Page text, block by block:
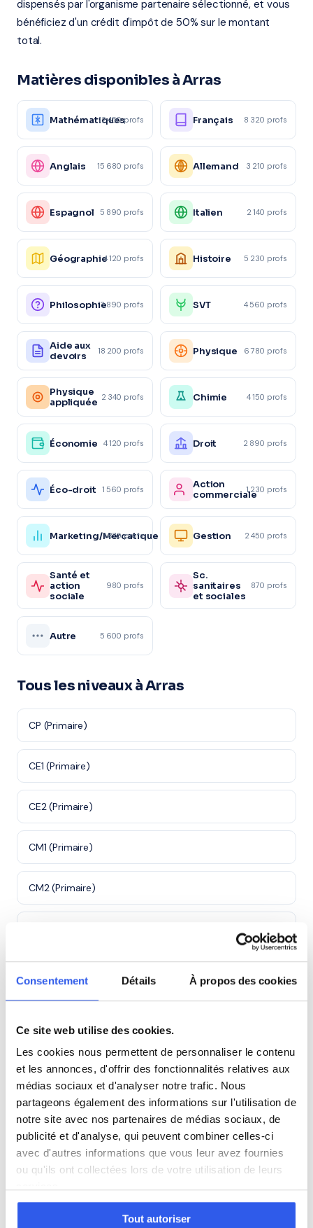
Consentement Détails À propos des cookies
Ce site web utilise des cookies.
Les cookies nous permettent de personnaliser le contenu
et les annonces, d'offrir des fonctionnalités relatives aux
médias sociaux et d'analyser notre trafic. Nous
partageons également des informations sur l'utilisation de
notre site avec nos partenaires de médias sociaux, de
publicité et d'analyse, qui peuvent combiner celles-ci
avec d'autres informations que vous leur avez fournies
ou qu'ils ont collectées lors de votre utilisation de leurs
Tout autoriser
dispensés par l'organisme partenaire sélectionné, et vous
bénéficiez d'un crédit d'impôt de 50% sur le montant
total.
Matières disponibles à Arras
Mathématiques
12 450 profs Français 8 320 profs
Anglais 15 680 profs Allemand 3 210 profs
Espagnol 5 890 profs Italien 2 140 profs
Géographie4 120 profs Histoire 5 230 profs
Philosophie3 890 profs SVT 4 560 profs
Aide aux
devoirs
18 200 profs Physique 6 780 profs
Physique
appliquée 2 340 profs Chimie 4 150 profs
Économie 4 120 profs Droit 2 890 profs
Éco-droit 1 560 profs
Action
commerciale1 230 profs
Marketing/Mercatique
1 870 profs Gestion 2 450 profs
Santé et
action
sociale
980 profs
Sc.
sanitaires
et sociales
870 profs
Autre 5 600 profs
Tous les niveaux à Arras
CP (Primaire)
CE1 (Primaire)
CE2 (Primaire)
CM1 (Primaire)
CM2 (Primaire)
3ème (Collège)
Seconde (Lycée)
Première (Lycée)
Études supérieures (Supérieur & Adultes)
Adultes (Supérieur & Adultes)